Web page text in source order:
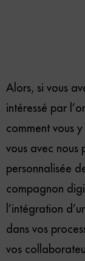
Alors, si vous
intéressé par
comment vous
vous avec nous
personnalisée
compagnon
l’intégration
dans vos
vos